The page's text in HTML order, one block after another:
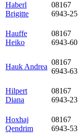
Haberl
Brigitte
08167
6943-25
Hauffe
Heiko
08167
6943-60
Hauk Andrea
08167
6943-63
Hilpert
Diana
08167
6943-23
Hoxhaj
Qendrim
08167
6943-53